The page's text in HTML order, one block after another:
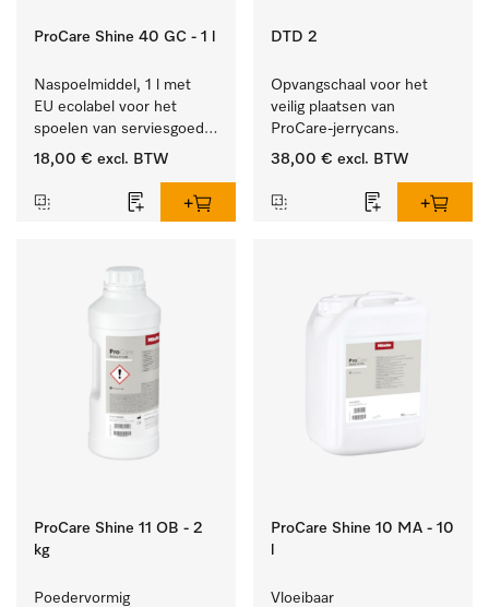
ProCare Shine 40 GC - 1 l
Naspoelmiddel, 1 l met
EU ecolabel voor het
spoelen van serviesgoed,
bestek en glazen.
18,00 € excl. BTW
DTD 2
Opvangschaal voor het
veilig plaatsen van
ProCare-jerrycans.
38,00 € excl. BTW
ProCare Shine 11 OB - 2
kg
Poedervormig
ProCare Shine 10 MA - 10
Vloeibaar